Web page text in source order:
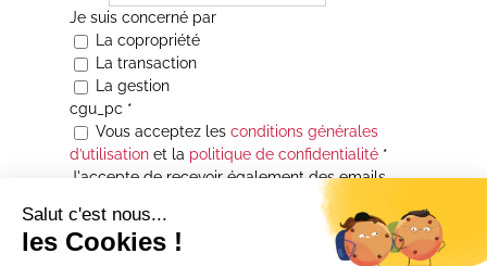
Je suis concerné par
La copropriété
La transaction
La gestion
cgu_pc *
Vous acceptez les conditions générales
d’utilisationet la politique de confidentialité*
J'accepte de recevoir également des emails
Je souhaite être informé(e) de toutes les
actualités immobilières des agences de la
Maison Atrium Gestion. À tout moment, vous